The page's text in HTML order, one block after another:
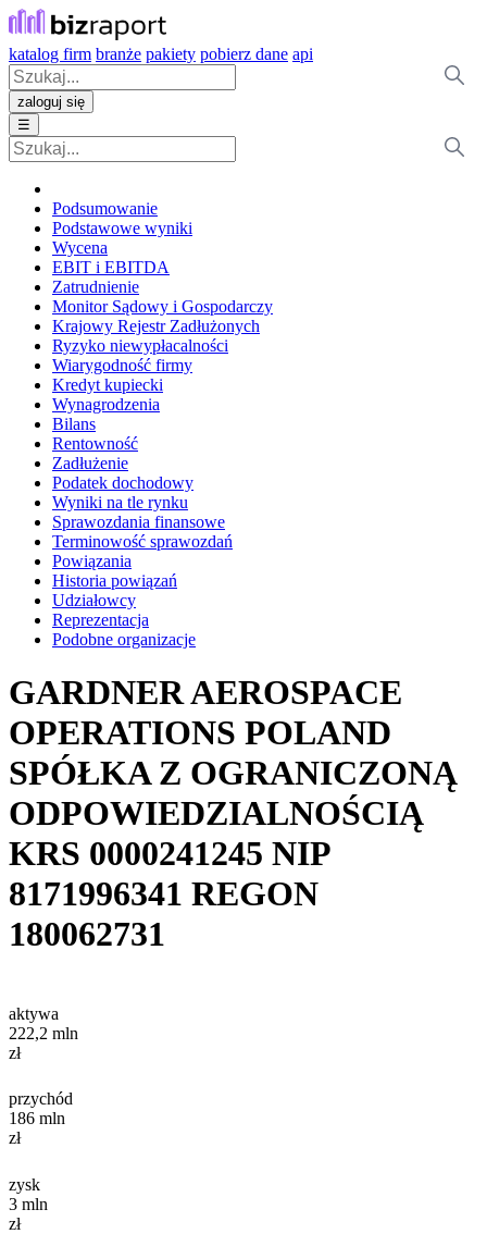
katalog firm branże pakiety pobierz dane api
zaloguj się
☰
Podsumowanie
Podstawowe wyniki
Wycena
EBIT i EBITDA
Zatrudnienie
Monitor Sądowy i Gospodarczy
Krajowy Rejestr Zadłużonych
Ryzyko niewypłacalności
Wiarygodność firmy
Kredyt kupiecki
Wynagrodzenia
Bilans
Rentowność
Zadłużenie
Podatek dochodowy
Wyniki na tle rynku
Sprawozdania finansowe
Terminowość sprawozdań
Powiązania
Historia powiązań
Udziałowcy
Reprezentacja
Podobne organizacje
GARDNER AEROSPACE
OPERATIONS POLAND
SPÓŁKA Z OGRANICZONĄ
ODPOWIEDZIALNOŚCIĄ
KRS 0000241245 NIP
8171996341 REGON
180062731
aktywa
222,2 mln
zł
przychód
186 mln
zł
zysk
3 mln
zł